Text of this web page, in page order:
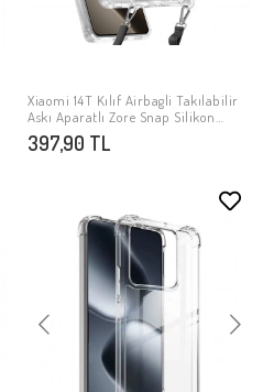
SEPETE EKLE
Xiaomi 14T Kılıf Airbagli Takılabilir
Askı Aparatlı Zore Snap Silikon
Kapak
397,90 TL